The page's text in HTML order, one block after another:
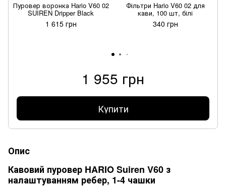
Пуровер воронка Hario V60 02
SUIREN Dripper Black
1 615 грн
Фільтри Hario V60 02 для
кави, 100 шт, білі
340 грн
1 955 грн
Купити
Опис
Кавовий пуровер HARIO Suiren V60 з
налаштуванням ребер, 1-4 чашки